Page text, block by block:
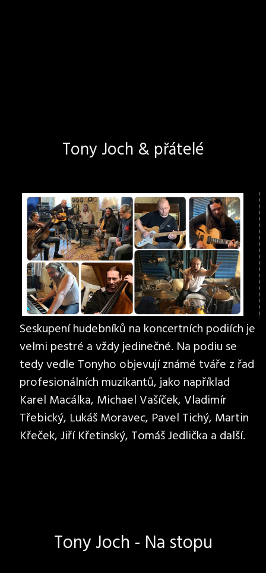
Tony Joch & přátelé
Seskupení hudebníků na koncertních podiích je
velmi pestré a vždy jedinečné. Na podiu se
tedy vedle Tonyho objevují známé tváře z řad
profesionálních muzikantů, jako například
Karel Macálka, Michael Vašíček, Vladimír
Třebický, Lukáš Moravec, Pavel Tichý, Martin
Křeček, Jiří Křetinský, Tomáš Jedlička a další.
Tony Joch - Na stopu